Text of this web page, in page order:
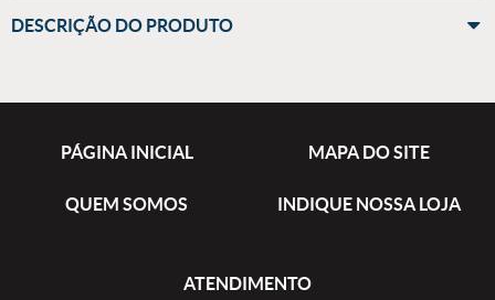
DESCRIÇÃO DO PRODUTO
PÁGINA INICIAL MAPA DO SITE
QUEM SOMOS INDIQUE NOSSA LOJA
ATENDIMENTO